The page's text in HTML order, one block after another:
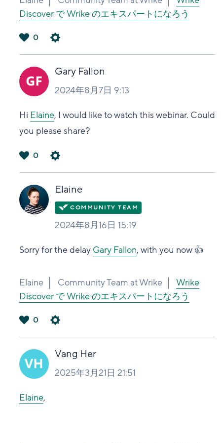
Discover で Wrike のエキスパートになろう
い
0
Gary Fallon
2024年8月7日 9:13
Hi Elaine, I would like to watch this webinar. Could
you please share?
い
0
Elaine
2024年8月16日 15:19
Sorry for the delay Gary Fallon, with you now 👍
Elaine Community Team at Wrike
Wrike
Discover で Wrike のエキスパートになろう
い
0
Vang Her
2025年3月21日 21:51
Elaine,